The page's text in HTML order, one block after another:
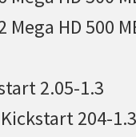
Mega HD 500
2.05-1.3
204-